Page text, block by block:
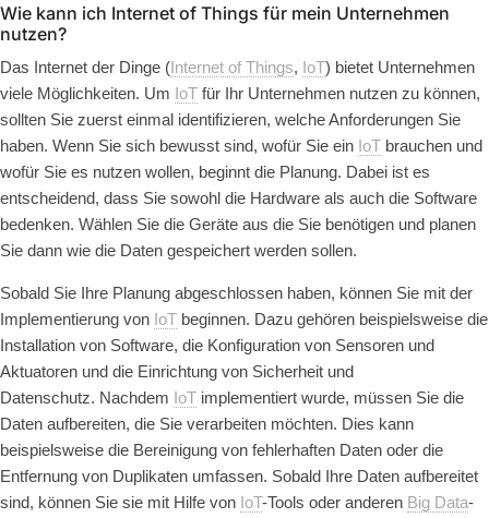
Wie kann ich Internet of Things für mein Unternehmen
nutzen?
Das Internet der Dinge ( Internet of Things, IoT) bietet Unternehmen
viele Möglichkeiten. Um IoT für Ihr Unternehmen nutzen zu können,
sollten Sie zuerst einmal identifizieren, welche Anforderungen Sie
haben. Wenn Sie sich bewusst sind, wofür Sie ein IoT brauchen und
wofür Sie es nutzen wollen, beginnt die Planung. Dabei ist es
entscheidend, dass Sie sowohl die Hardware als auch die Software
bedenken. Wählen Sie die Geräte aus die Sie benötigen und planen
Sie dann wie die Daten gespeichert werden sollen.
Sobald Sie Ihre Planung abgeschlossen haben, können Sie mit der
Implementierung von IoT beginnen. Dazu gehören beispielsweise die
Installation von Software, die Konfiguration von Sensoren und
Aktuatoren und die Einrichtung von Sicherheit und
Datenschutz. Nachdem IoT implementiert wurde, müssen Sie die
Daten aufbereiten, die Sie verarbeiten möchten. Dies kann
beispielsweise die Bereinigung von fehlerhaften Daten oder die
Entfernung von Duplikaten umfassen. Sobald Ihre Daten aufbereitet
sind, können Sie sie mit Hilfe von IoT-Tools oder anderen Big Data-